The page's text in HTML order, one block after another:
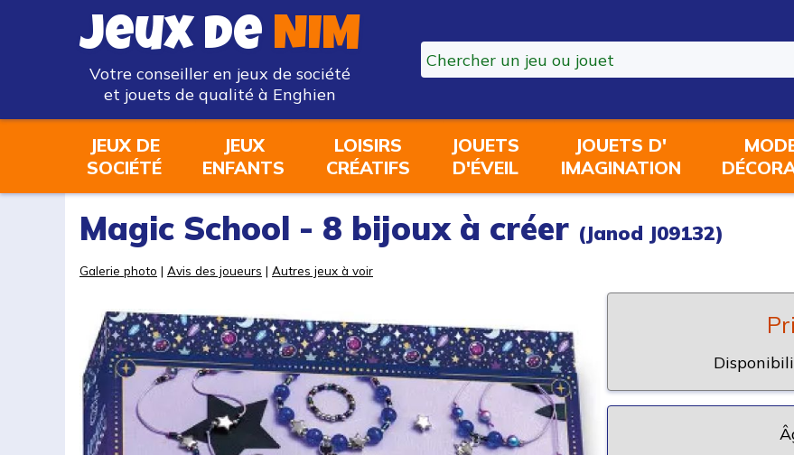
Jeux de NIM
Votre conseiller en jeux de société
et jouets de qualité à Enghien
JEUX DE
SOCIÉTÉ
JEUX
ENFANTS
LOISIRS
CRÉATIFS
JOUETS
D'ÉVEIL
JOUETS D'
IMAGINATION
Magic School - 8 bijoux à créer (Janod J09132)
Galerie photo | Avis des joueurs | Autres jeux à voir